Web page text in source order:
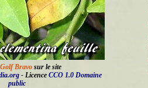
Golf Bravosur le site
- Licence CCO 1.0 Domaine
public